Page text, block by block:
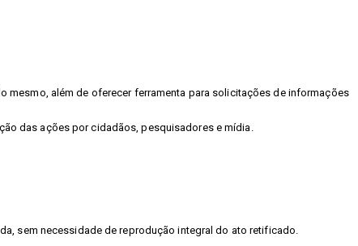
além de oferecer ferramenta para solicitações de informações
das ações por cidadãos, pesquisadores e mídia.
sem necessidade de reprodução integral do ato retificado.